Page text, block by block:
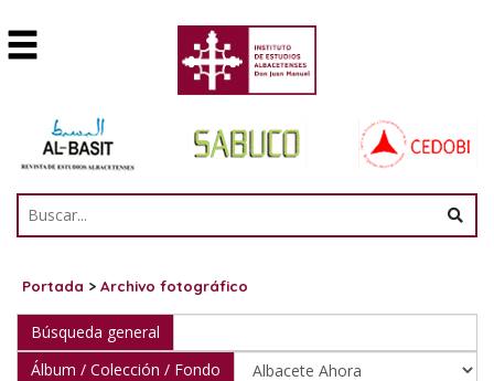
Portada > Archivo fotográfico
Búsqueda general
Álbum / Colección / Fondo